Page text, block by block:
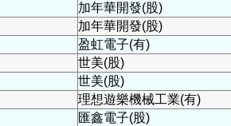
加年華開發(股)
加年華開發(股)
盈虹電子(有)
世美(股)
世美(股)
理想遊樂機械工業(有)
匯鑫電子(股)